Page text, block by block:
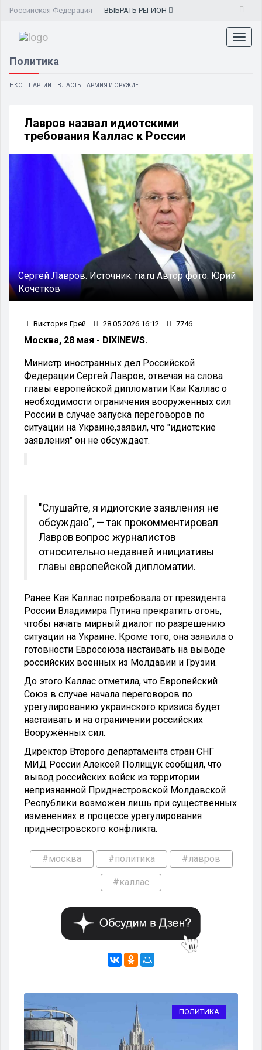
Российская Федерация ВЫБРАТЬ РЕГИОН
Политика
НКО ПАРТИИ ВЛАСТЬ АРМИЯ И ОРУЖИЕ
Лавров назвал идиотскими
требования Каллас к России
Сергей Лавров. Источник: ria.ru Автор фото: Юрий
Кочетков
Виктория Грей 28.05.2026 16:12 7746
Москва, 28 мая - DIXINEWS.
Министр иностранных дел Российской
Федерации Сергей Лавров, отвечая на слова
главы европейской дипломатии Каи Каллас о
необходимости ограничения вооружённых сил
России в случае запуска переговоров по
ситуации на Украине,заявил, что "идиотские
заявления" он не обсуждает.
"Слушайте, я идиотские заявления не
обсуждаю", — так прокомментировал
Лавров вопрос журналистов
относительно недавней инициативы
главы европейской дипломатии.
Ранее Кая Каллас потребовала от президента
России Владимира Путина прекратить огонь,
чтобы начать мирный диалог по разрешению
ситуации на Украине. Кроме того, она заявила о
готовности Евросоюза настаивать на выводе
российских военных из Молдавии и Грузии.
До этого Каллас отметила, что Европейский
Союз в случае начала переговоров по
урегулированию украинского кризиса будет
настаивать и на ограничении российских
Вооружённых сил.
Директор Второго департамента стран СНГ
МИД России Алексей Полищук сообщил, что
вывод российских войск из территории
непризнанной Приднестровской Молдавской
Республики возможен лишь при существенных
изменениях в процессе урегулирования
приднестровского конфликта.
#москва #политика #лавров
#каллас
ПОЛИТИКА